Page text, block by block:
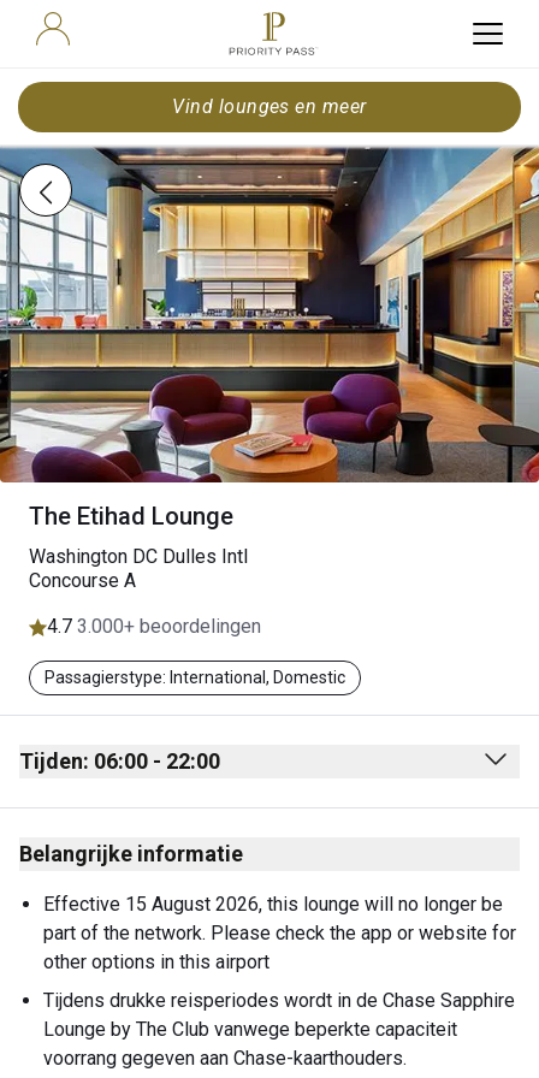
Vind lounges en meer
The Etihad Lounge
Washington DC Dulles Intl
Concourse A
4.7 3.000+ beoordelingen
Passagierstype: International, Domestic
Tijden: 06:00 - 22:00
Monday 06:00 - 22:00
Tuesday
Wednesday 06:00 - 22:00
Thursday 06:00 - 22:00
Saturday 06:00 - 22:00
Belangrijke informatie
Effective 15 August 2026, this lounge will no longer be
part of the network. Please check the app or website for
other options in this airport
Tijdens drukke reisperiodes wordt in de Chase Sapphire
Lounge by The Club vanwege beperkte capaciteit
voorrang gegeven aan Chase-kaarthouders.